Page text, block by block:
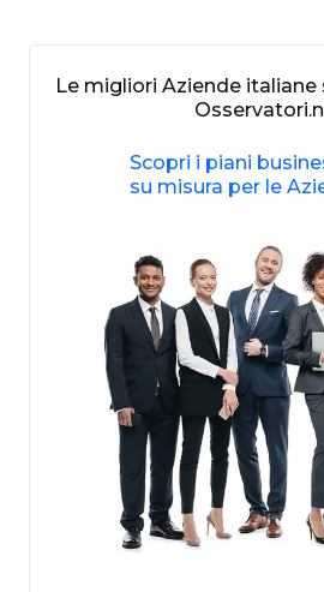
Le migliori Aziende italiane
Scopri i piani
su misura per le